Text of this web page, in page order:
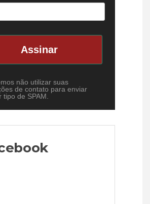
Assinar
não utilizar suas
de contato para enviar
tipo de SPAM.